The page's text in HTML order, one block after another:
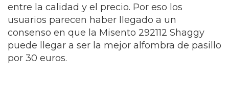
entre la calidad y el precio. Por eso los
usuarios parecen haber llegado a un
consenso en que la Misento 292112 Shaggy
puede llegar a ser la mejor alfombra de pasillo
por 30 euros.